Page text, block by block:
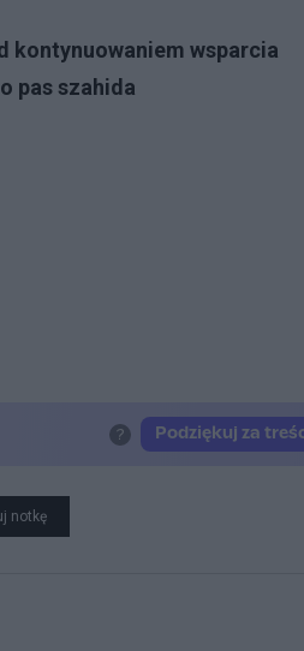
kontynuowaniem wsparcia
pas szahida
notkę